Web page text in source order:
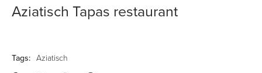
Aziatisch Tapas restaurant
Aziatisch